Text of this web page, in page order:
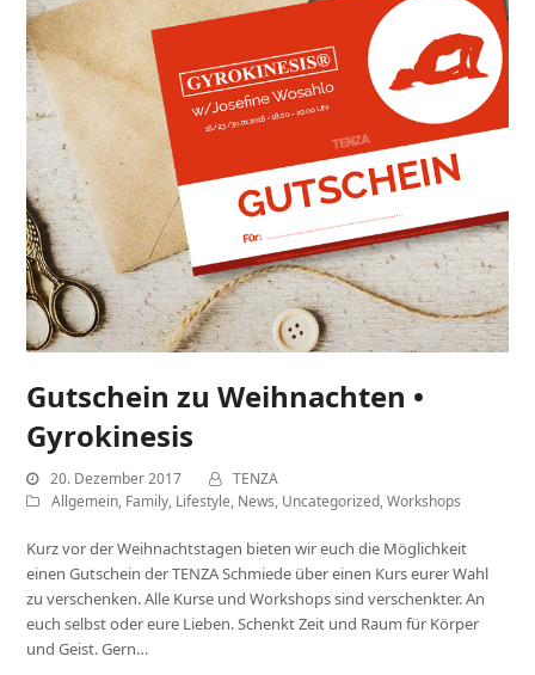
Gutschein zu Weihnachten •
Gyrokinesis
20. Dezember 2017
TENZA
Allgemein, Family, Lifestyle, News, Uncategorized,Workshops
Kurz vor der Weihnachtstagen bieten wir euch die Möglichkeit
einen Gutschein der TENZA Schmiede über einen Kurs eurer Wahl
zu verschenken. Alle Kurse und Workshops sind verschenkter. An
euch selbst oder eure Lieben. Schenkt Zeit und Raum für Körper
und Geist. Gern…